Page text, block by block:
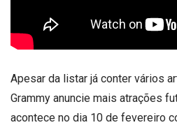
Apesar da listar já conter vários
Grammy anuncie mais atrações
acontece no dia 10 de fevereiro